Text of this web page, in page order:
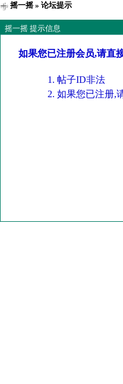
摇一摇» 论坛提示
摇一摇 提示信息
如果您已注册会员,请直
帖子ID非法
如果您已注册,